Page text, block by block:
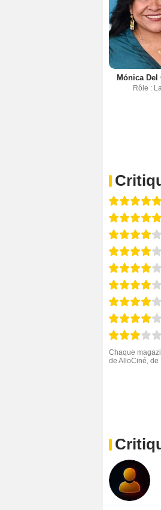
Mónica Del
Rôle :
Chaque
de AlloCiné, de